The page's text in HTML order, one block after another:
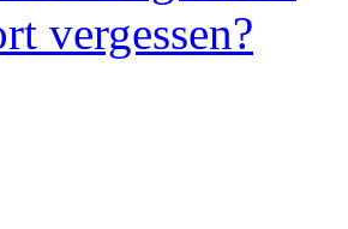
vergessen?